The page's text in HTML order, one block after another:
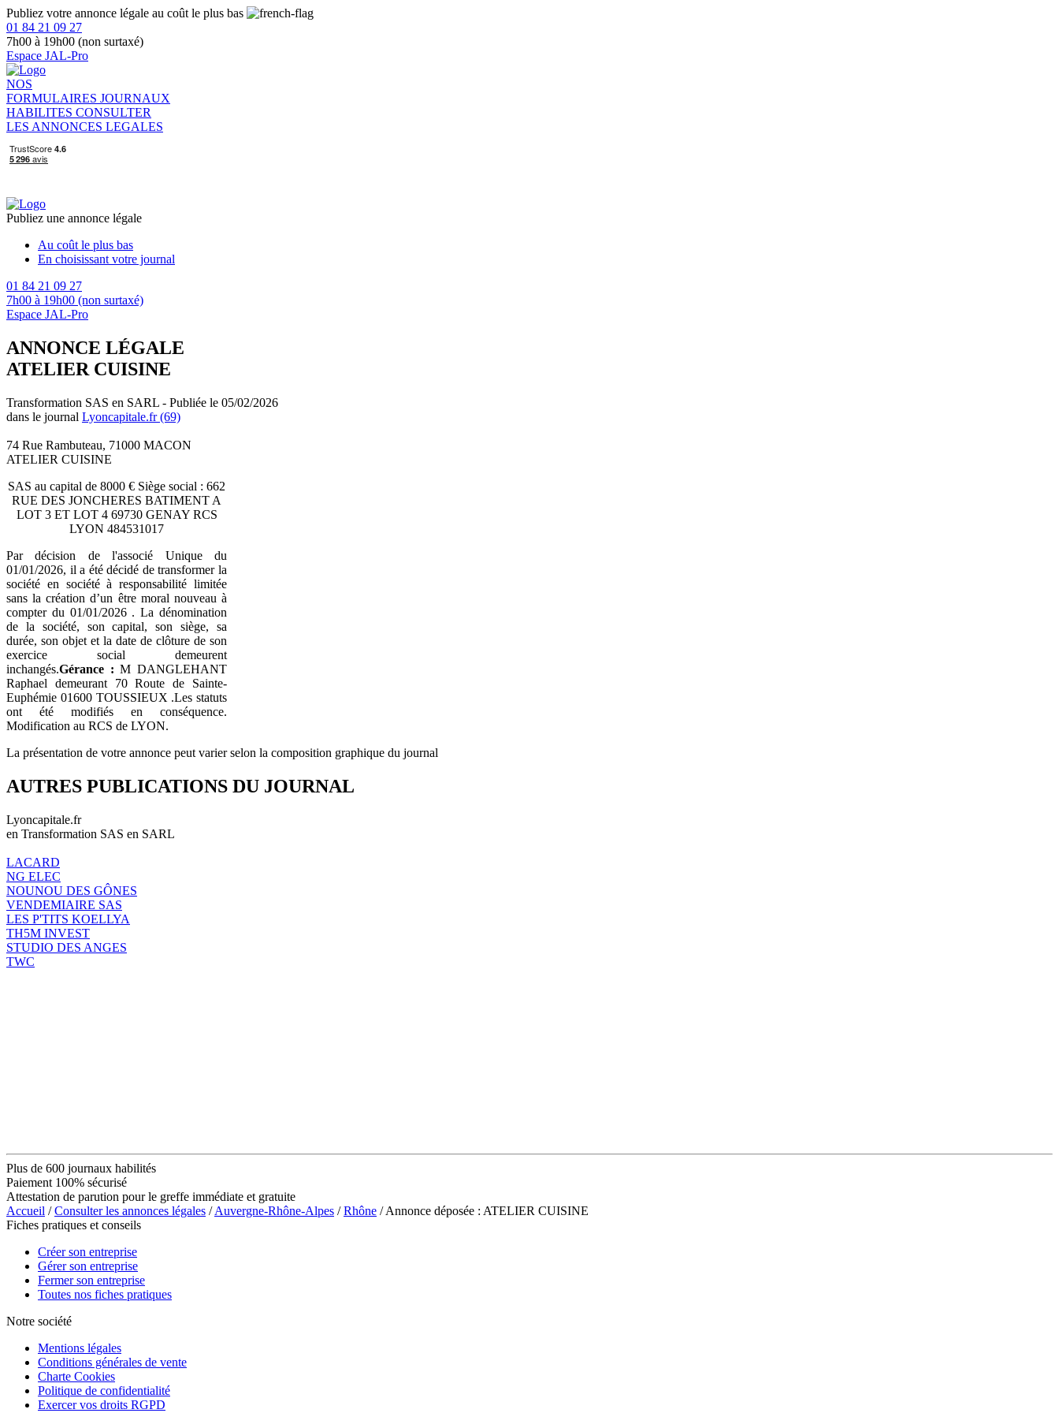
Publiez votre annonce légale au coût le plus bas
01 84 21 09 27
7h00 à 19h00 (non surtaxé)
Espace JAL-Pro
NOS
FORMULAIRES JOURNAUX
HABILITES CONSULTER
LES ANNONCES LEGALES
Publiez une annonce légale
Au coût le plus bas
En choisissant votre journal
01 84 21 09 27
7h00 à 19h00 (non surtaxé)
Espace JAL-Pro
ANNONCE LÉGALE
ATELIER CUISINE
Transformation SAS en SARL - Publiée le 05/02/2026
dans le journal Lyoncapitale.fr (69)
74 Rue Rambuteau, 71000 MACON
ATELIER CUISINE
SAS au capital de 8000 € Siège social : 662
RUE DES JONCHERES BATIMENT A
LOT 3 ET LOT 4 69730 GENAY RCS
LYON 484531017
Par décision de l'associé Unique du
01/01/2026, il a été décidé de transformer la
société en société à responsabilité limitée
sans la création d’un être moral nouveau à
compter du 01/01/2026 . La dénomination
de la société, son capital, son siège, sa
durée, son objet et la date de clôture de son
exercice social demeurent
inchangés.Gérance : M DANGLEHANT
Raphael demeurant 70 Route de Sainte-
Euphémie 01600 TOUSSIEUX .Les statuts
ont été modifiés en conséquence.
Modification au RCS de LYON.
La présentation de votre annonce peut varier selon la composition graphique du journal
AUTRES PUBLICATIONS DU JOURNAL
Lyoncapitale.fr
en Transformation SAS en SARL
LACARD
NG ELEC
NOUNOU DES GÔNES
VENDEMIAIRE SAS
LES P'TITS KOELLYA
TH5M INVEST
STUDIO DES ANGES
TWC
Plus de 600 journaux habilités
Paiement 100% sécurisé
Attestation de parution pour le greffe immédiate et gratuite
Accueil /Consulter les annonces légales /Auvergne-Rhône-Alpes /Rhône / Annonce déposée : ATELIER CUISINE
Fiches pratiques et conseils
Créer son entreprise
Gérer son entreprise
Fermer son entreprise
Toutes nos fiches pratiques
Notre société
Mentions légales
Conditions générales de vente
Charte Cookies
Politique de confidentialité
Exercer vos droits RGPD